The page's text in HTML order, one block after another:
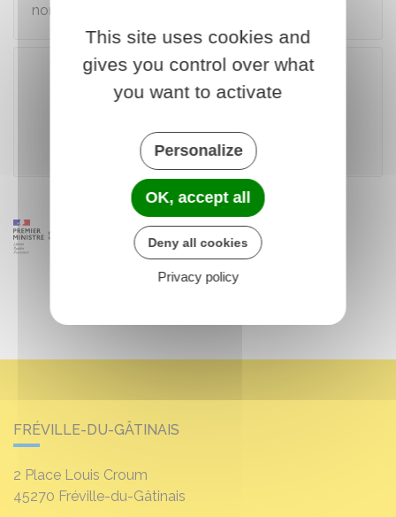
nombre de reçus qu'elles ont délivrés.
Télécharger le formulaire (167.6 KB)
Ministère chargé des finances
FRÉVILLE-DU-GÂTINAIS
2 Place Louis Croum
45270 Fréville-du-Gâtinais
This site uses cookies and
gives you control over what
you want to activate
Personalize
OK, accept all
Deny all cookies
Privacy policy